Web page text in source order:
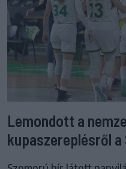
Lemondott a
kupaszereplésről a